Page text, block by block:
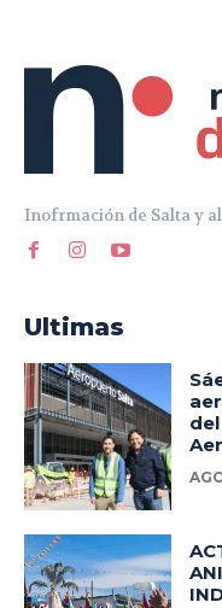
Inofrmación de Salta y
Ultimas